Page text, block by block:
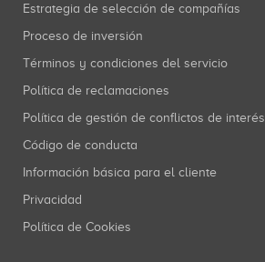
Estrategia de selección de compañías
Proceso de inversión
Términos y condiciones del servicio
Política de reclamaciones
Política de gestión de conflictos de interés
Código de conducta
Información básica para el cliente
Privacidad
Política de Cookies